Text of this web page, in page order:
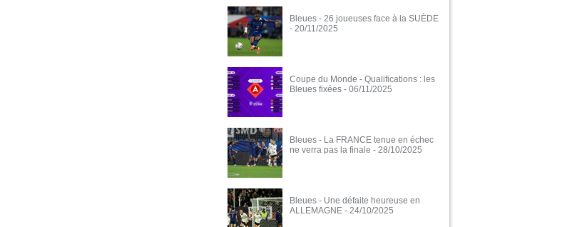
Bleues - 26 joueuses face à la SUÈDE
- 20/11/2025
Coupe du Monde - Qualifications : les
Bleues fixées - 06/11/2025
Bleues - La FRANCE tenue en échec
ne verra pas la finale - 28/10/2025
Bleues - Une défaite heureuse en
ALLEMAGNE - 24/10/2025